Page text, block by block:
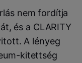
nem fordítja
és a CLARITY
A lényeg
kitettség